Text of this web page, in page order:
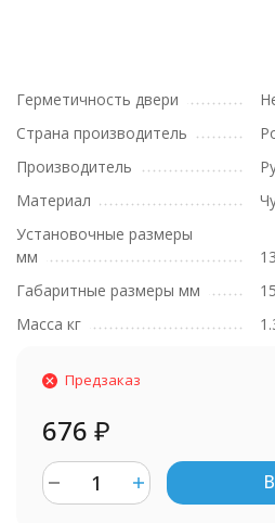
Герметичность двери
Страна производитель
Производитель
Материал
Установочные размеры
мм
Габаритные размеры мм
Масса кг
Предзаказ
676 ₽